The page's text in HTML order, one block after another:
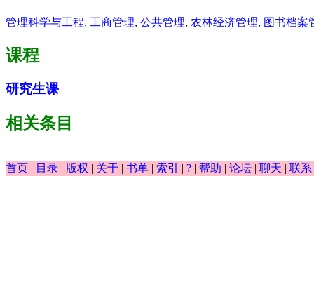
管理科学与工程, 工商管理, 公共管理, 农林经济管理, 图书档案
课程
研究生课
相关条目
首页 | 目录 | 版权 | 关于 | 书单 | 索引 | ? | 帮助 | 论坛 | 聊天 | 联系